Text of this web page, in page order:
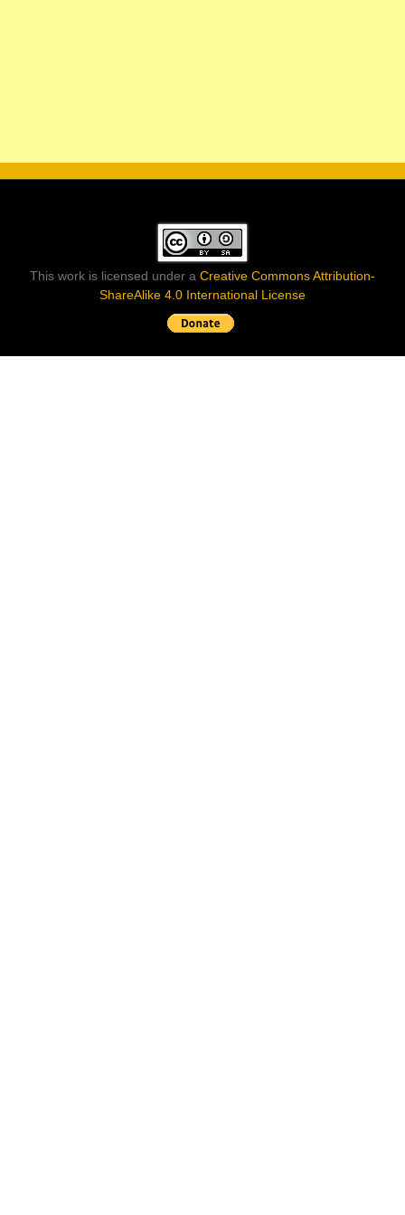
This work is licensed under a Creative Commons Attribution-
ShareAlike 4.0 International License